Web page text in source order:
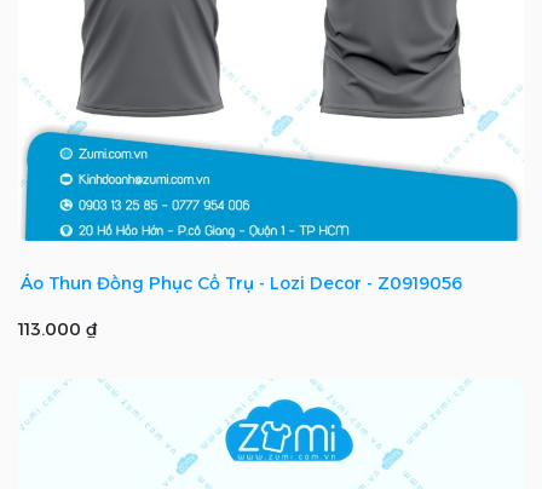
Áo Thun Đồng Phục Cổ Trụ - Lozi Decor - Z0919056
113.000 ₫